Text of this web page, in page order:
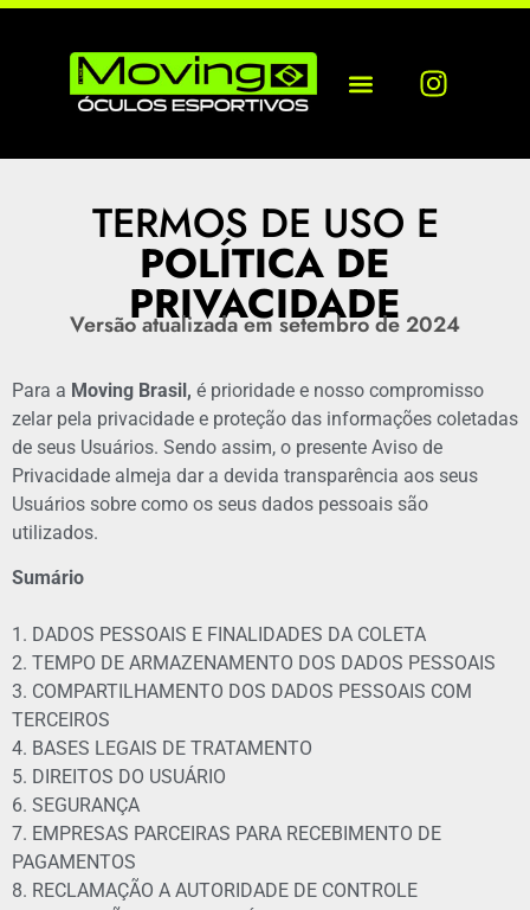
TERMOS DE USO E
POLÍTICA DE
PRIVACIDADE
Versão atualizada em setembro de 2024
Para a Moving Brasil, é prioridade e nosso compromisso
zelar pela privacidade e proteção das informações coletadas
de seus Usuários. Sendo assim, o presente Aviso de
Privacidade almeja dar a devida transparência aos seus
Usuários sobre como os seus dados pessoais são
utilizados.
Sumário
1. DADOS PESSOAIS E FINALIDADES DA COLETA
2. TEMPO DE ARMAZENAMENTO DOS DADOS PESSOAIS
3. COMPARTILHAMENTO DOS DADOS PESSOAIS COM
TERCEIROS
4. BASES LEGAIS DE TRATAMENTO
5. DIREITOS DO USUÁRIO
6. SEGURANÇA
7. EMPRESAS PARCEIRAS PARA RECEBIMENTO DE
PAGAMENTOS
8. RECLAMAÇÃO A AUTORIDADE DE CONTROLE